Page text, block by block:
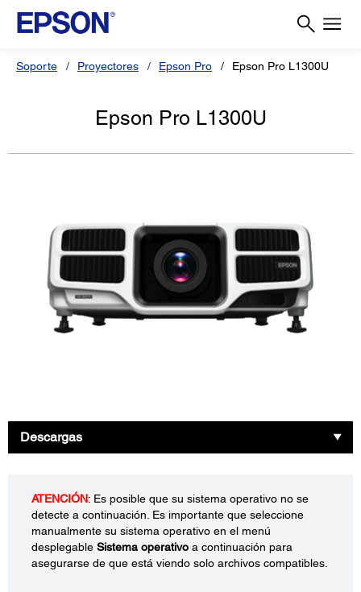
Soporte Proyectores Epson Pro Epson Pro L1300U
Epson Pro L1300U
Descargas
ATENCIÓN: Es posible que su sistema operativo no se
detecte a continuación. Es importante que seleccione
manualmente su sistema operativo en el menú
desplegable Sistema operativo a continuación para
asegurarse de que está viendo solo archivos compatibles.